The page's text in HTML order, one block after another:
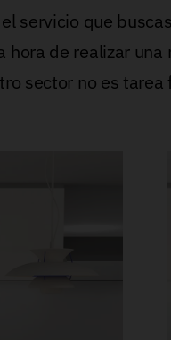
servicio que
de realizar una
sector no es